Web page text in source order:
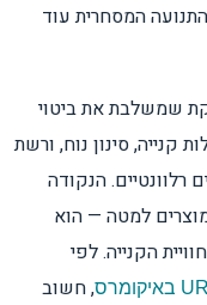
המסחרית עוד
שמשלבת את ביטוי
סינון נוח, ורשת
רלוונטיים. הנקודה
למטה — הוא
הקנייה. לפי
, חשוב